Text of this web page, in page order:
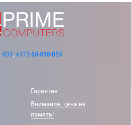
933, +373-68-888-055
Гарантия
Внимание, цена на
память!